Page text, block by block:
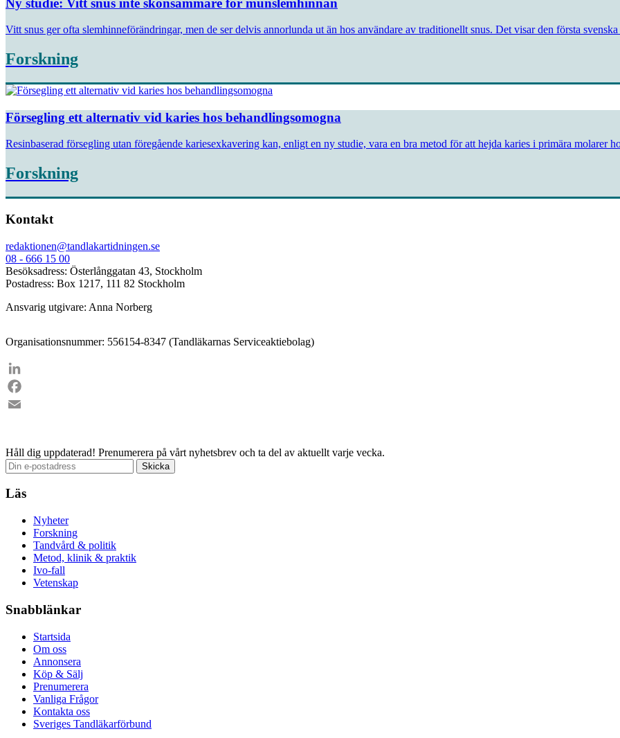
Vitt snus ger ofta slemhinneförändringar, men de ser delvis annorlunda ut än hos användare av traditionellt snus. Det visar den första
Forskning
Försegling ett alternativ vid karies hos behandlingsomogna
Resinbaserad försegling utan föregående kariesexkavering kan, enligt en ny studie, vara en bra metod för att hejda karies i primära molarer
Forskning
Kontakt
redaktionen@tandlakartidningen.se
08 - 666 15 00
Besöksadress: Österlånggatan 43, Stockholm
Postadress: Box 1217, 111 82 Stockholm
Ansvarig utgivare: Anna Norberg
Organisationsnummer: 556154-8347 (Tandläkarnas Serviceaktiebolag)
LinkedIn
Facebook
Håll dig uppdaterad! Prenumerera på vårt nyhetsbrev och ta del av aktuellt varje vecka.
Läs
Nyheter
Forskning
Tandvård & politik
Metod, klinik & praktik
Ivo-fall
Vetenskap
Snabblänkar
Startsida
Om oss
Annonsera
Köp & Sälj
Prenumerera
Vanliga Frågor
Kontakta oss
Sveriges Tandläkarförbund